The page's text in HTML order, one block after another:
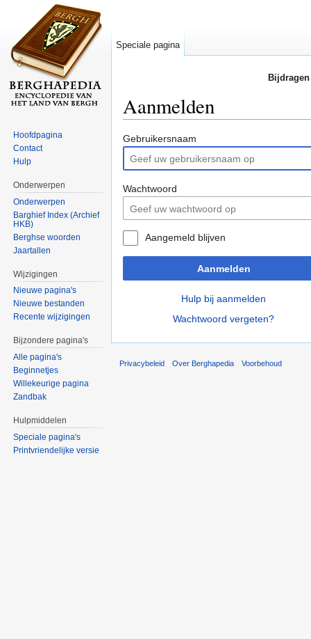
Aanmelden
Gebruikersnaam
Wachtwoord
Aangemeld blijven
Aanmelden
Hulp bij aanmelden
Wachtwoord vergeten?
Speciale pagina
Hoofdpagina
Contact
Hulp
Onderwerpen
Onderwerpen
Barghief Index (Archief
HKB)
Berghse woorden
Jaartallen
Wijzigingen
Nieuwe pagina's
Nieuwe bestanden
Recente wijzigingen
Bijzondere pagina's
Alle pagina's
Beginnetjes
Willekeurige pagina
Zandbak
Hulpmiddelen
Speciale pagina's
Printvriendelijke versie
Privacybeleid Over Berghapedia Voorbehoud